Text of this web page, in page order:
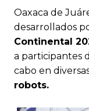
Oaxaca de
desarrollados
Continental
a participantes
cabo en
robots.